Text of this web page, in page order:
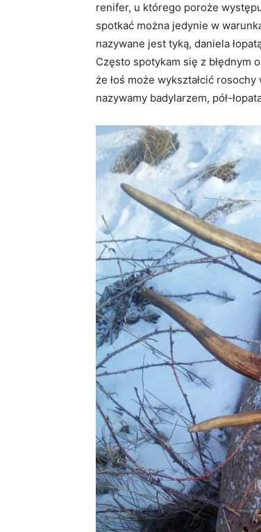
renifer, u którego poroże
spotkać można jedynie w
nazywane jest tyką, daniela
Często spotykam się z błędnym
że łoś może wykształcić
nazywamy badylarzem, pół-